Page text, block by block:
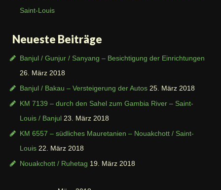
Saint-Louis
Neueste Beiträge
Banjul / Gunjur / Sanyang – Besichtigung der Einrichtungen
26. März 2018
Banjul / Bakau – Versteigerung der Autos 25. März 2018
KM 7139 – durch den Sahel zum Gambia River – Saint-
Louis / Banjul 23. März 2018
KM 6557 – südliches Mauretanien – Nouakchott / Saint-
Louis 22. März 2018
Nouakchott / Ruhetag 19. März 2018